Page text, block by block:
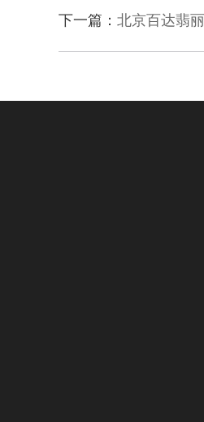
下一篇： 北京百达翡